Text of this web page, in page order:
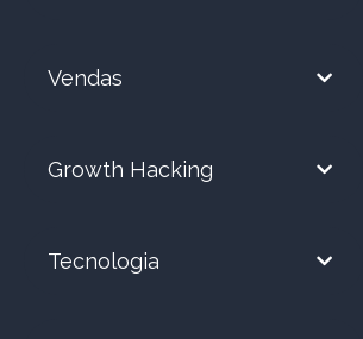
Vendas
Growth Hacking
Tecnologia